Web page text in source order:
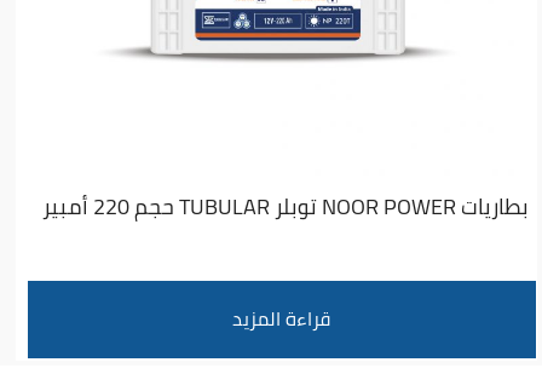
بطاريات NOOR POWER توبلر TUBULAR حجم 220 أمبير
قراءة المزيد